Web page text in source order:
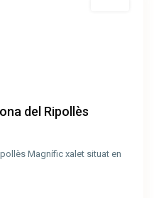
del Ripollès
Magnífic xalet situat en